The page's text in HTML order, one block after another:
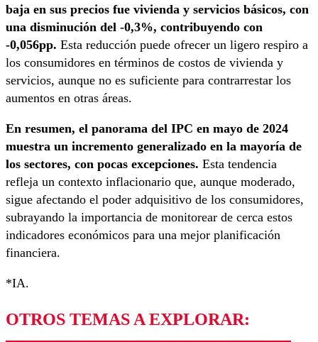
baja en sus precios fue vivienda y servicios básicos, con
una disminución del -0,3%, contribuyendo con
-0,056pp. Esta reducción puede ofrecer un ligero respiro a
los consumidores en términos de costos de vivienda y
servicios, aunque no es suficiente para contrarrestar los
aumentos en otras áreas.
En resumen, el panorama del IPC en mayo de 2024
muestra un incremento generalizado en la mayoría de
los sectores, con pocas excepciones. Esta tendencia
refleja un contexto inflacionario que, aunque moderado,
sigue afectando el poder adquisitivo de los consumidores,
subrayando la importancia de monitorear de cerca estos
indicadores económicos para una mejor planificación
financiera.
*IA.
OTROS TEMAS A EXPLORAR: